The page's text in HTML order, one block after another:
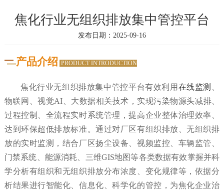
焦化行业无组织排放集中管控平台
发布日期：2025-09-16
产品介绍 PRODUCT INTRODUCTION
焦化行业无组织排放集中管控平台有效利用 在线监测
物联网、视觉AI、大数据相关技术，实现污染物源头减排、
过程控制、全流程实时系统管理，提高企业整体治理效率、
达到环保超低排放标准。通过对厂区有组织排放、无组织排
放的实时监测，结合厂区扬尘设备、视频监控、车辆监管、
门禁系统、能源消耗、三维GIS地图等各类数据有效掌握并科
学分析有组织和无组织排放分布浓度、变化规律等，依据分
析结果进行智能化、信息化、科学化的管控，为焦化企业治